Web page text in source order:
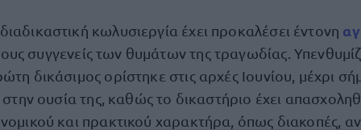
κωλυσιεργία έχει προκαλέσει έντονη
συγγενείς των θυμάτων της τραγωδίας.
δικάσιμος ορίστηκε στις αρχές Ιουνίου, μέχρι
στην ουσία της, καθώς το δικαστήριο έχει
και πρακτικού χαρακτήρα, όπως διακοπές,